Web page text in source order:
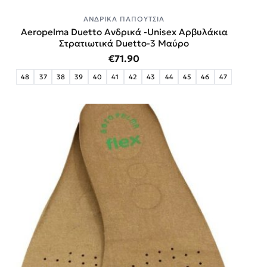
ΑΝΔΡΙΚΆ ΠΑΠΟΎΤΣΙΑ
Aeropelma Duetto Ανδρικά -Unisex Αρβυλάκια
Στρατιωτικά Duetto-3 Μαύρο
€71.90
48 37 38 39 40 41 42 43 44 45 46 47